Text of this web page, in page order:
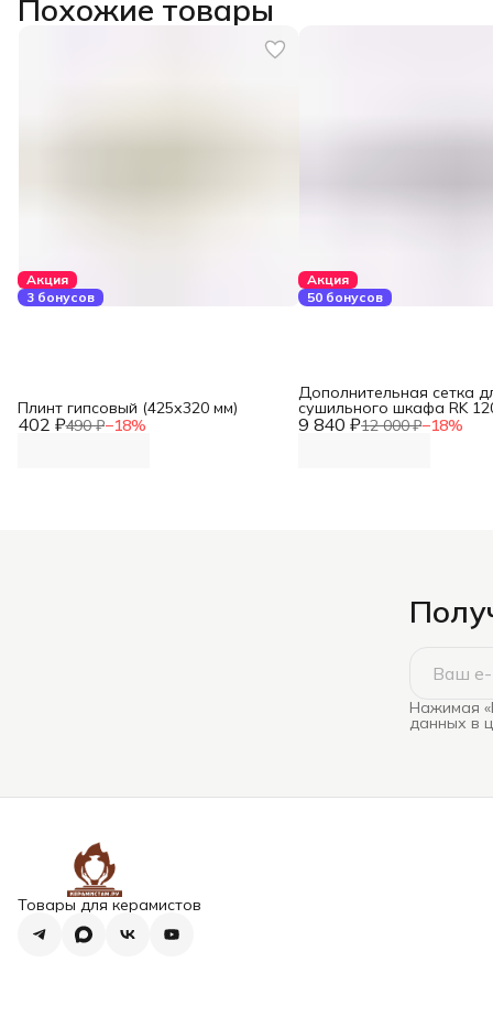
Похожие товары
Акция
3 бонусов
402 ₽490 ₽−18%
Плинт гипсовый (425х320 мм)
Акция
50 бонусов
9 840 ₽12 000 ₽−18%
Дополнительная сетка
сушильного шкафа RK
Нажимая
данных в
Товары для керамистов